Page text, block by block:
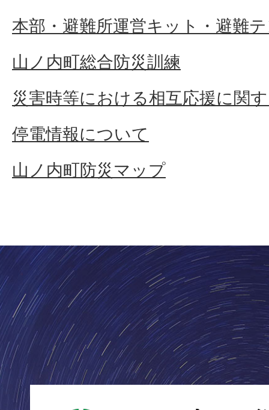
本部・避難所運営キット・避難
山ノ内町総合防災訓練
災害時等における相互応援に関
停電情報について
山ノ内町防災マップ